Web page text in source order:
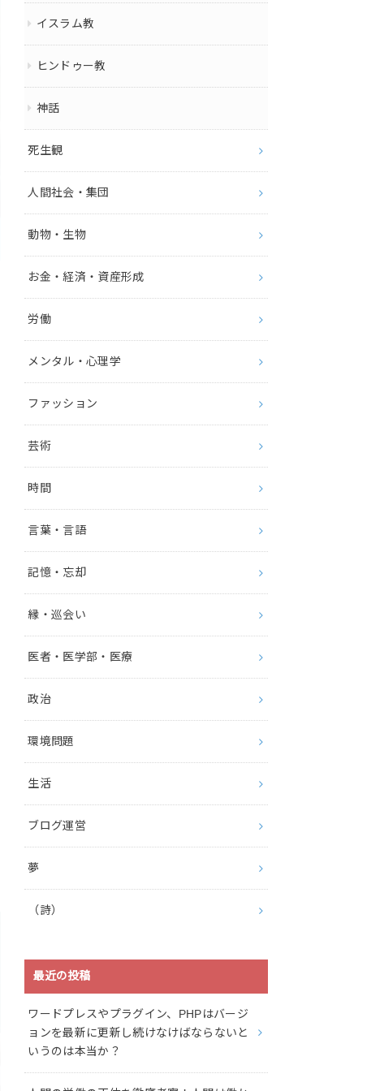
イスラム教
ヒンドゥー教
神話
死生観
人間社会・集団
動物・生物
お金・経済・資産形成
労働
メンタル・心理学
ファッション
芸術
時間
言葉・言語
記憶・忘却
縁・巡会い
医者・医学部・医療
政治
環境問題
生活
ブログ運営
夢
（詩）
最近の投稿
ワードプレスやプラグイン、PHPはバージ
ョンを最新に更新し続けなけばならないと
いうのは本当か？